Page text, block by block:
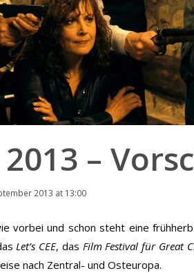
2013 –
2013 at 13:00
vorbei und schon steht eine
Let’s CEE, das Film Festival für Great
nach Zentral- und Osteuropa.